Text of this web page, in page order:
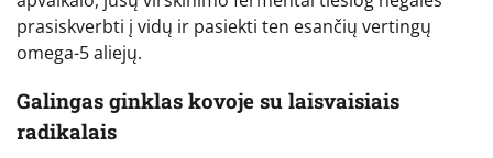
prasiskverbti į vidų ir pasiekti ten esančių vertingų
omega-5 aliejų.
Galingas ginklas kovoje su laisvaisiais
radikalais